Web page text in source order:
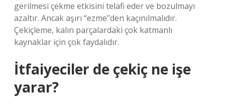
gerilmesi çekme etkisini telafi eder ve bozulmayı
azaltır. Ancak aşırı “ezme”den kaçınılmalıdır.
Çekiçleme, kalın parçalardaki çok katmanlı
kaynaklar için çok faydalıdır.
İtfaiyeciler de çekiç ne işe
yarar?